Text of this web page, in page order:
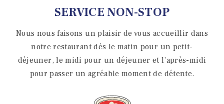
SERVICE NON-STOP
Nous nous faisons un plaisir de vous accueillir dans
notre restaurant dès le matin pour un petit-
déjeuner, le midi pour un déjeuner et l’après-midi
pour passer un agréable moment de détente.